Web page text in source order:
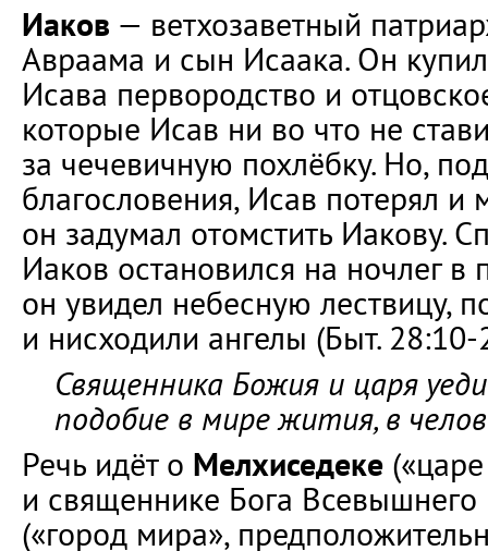
Иаков — ветхозаветный
Авраама и сын Исаака. Он
Исава первородство и
которые Исав ни во что не
за чечевичную похлёбку. Но,
благословения, Исав потерял и
он задумал отомстить Иакову.
Иаков остановился на ночлег в
он увидел небесную лествицу,
и нисходили ангелы (Быт. 28:10-
Священника Божия и царя
подобие в мире жития, в
Речь идёт о Мелхиседеке
и священнике Бога
(«город мира»,